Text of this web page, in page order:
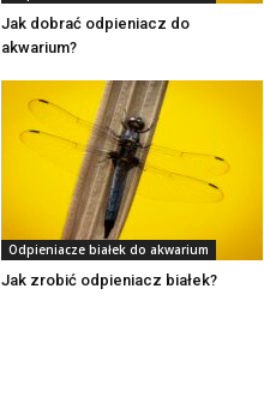
Jak dobrać odpieniacz do
akwarium?
Odpieniacze białek do akwarium
Jak zrobić odpieniacz białek?